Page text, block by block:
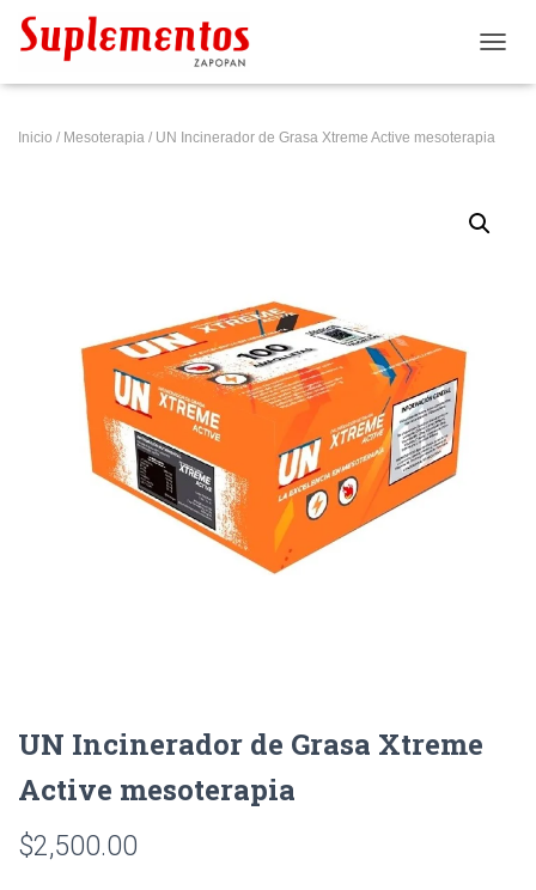
Inicio / Mesoterapia / UN Incinerador de Grasa Xtreme Active mesoterapia
UN Incinerador de Grasa Xtreme
Active mesoterapia
$2,500.00